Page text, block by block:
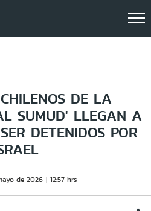
DE LA
SUMUD' LLEGAN A
DETENIDOS POR
de 2026 12:57 hrs